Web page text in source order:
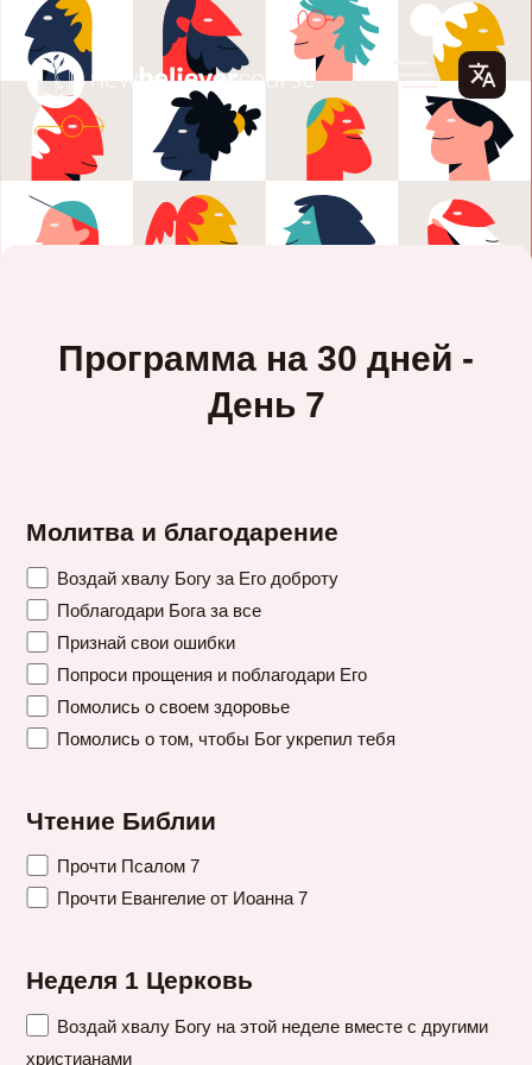
Программа на 30 дней -
День 7
Молитва и благодарение
Воздай хвалу Богу за Его доброту
Поблагодари Бога за все
Признай свои ошибки
Попроси прощения и поблагодари Его
Помолись о своем здоровье
Помолись о том, чтобы Бог укрепил тебя
Чтение Библии
Прочти Псалом 7
Прочти Евангелие от Иоанна 7
Неделя 1 Церковь
Воздай хвалу Богу на этой неделе вместе с другими
христианами